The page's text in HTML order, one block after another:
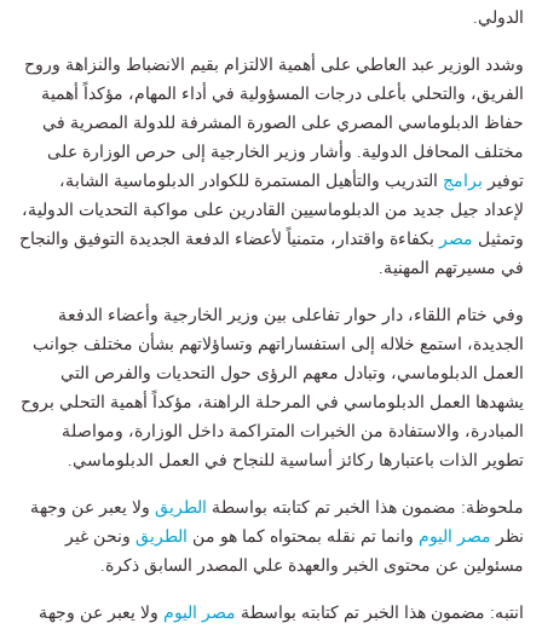
الدولي.
وشدد الوزير عبد العاطي على أهمية الالتزام بقيم الانضباط والنزاهة وروح
الفريق، والتحلي بأعلى درجات المسؤولية في أداء المهام، مؤكداً أهمية
حفاظ الدبلوماسي المصري على الصورة المشرفة للدولة المصرية في
مختلف المحافل الدولية. وأشار وزير الخارجية إلى حرص الوزارة على
توفير برامج التدريب والتأهيل المستمرة للكوادر الدبلوماسية الشابة،
لإعداد جيل جديد من الدبلوماسيين القادرين على مواكبة التحديات الدولية،
وتمثيل مصر بكفاءة واقتدار، متمنياً لأعضاء الدفعة الجديدة التوفيق والنجاح
في مسيرتهم المهنية.
وفي ختام اللقاء، دار حوار تفاعلى بين وزير الخارجية وأعضاء الدفعة
الجديدة، استمع خلاله إلى استفساراتهم وتساؤلاتهم بشأن مختلف جوانب
العمل الدبلوماسي، وتبادل معهم الرؤى حول التحديات والفرص التي
يشهدها العمل الدبلوماسي في المرحلة الراهنة، مؤكداً أهمية التحلي بروح
المبادرة، والاستفادة من الخبرات المتراكمة داخل الوزارة، ومواصلة
تطوير الذات باعتبارها ركائز أساسية للنجاح في العمل الدبلوماسي.
ملحوظة: مضمون هذا الخبر تم كتابته بواسطة الطريق ولا يعبر عن وجهة
نظر مصر اليوم وانما تم نقله بمحتواه كما هو من الطريق ونحن غير
مسئولين عن محتوى الخبر والعهدة علي المصدر السابق ذكرة.
انتبه: مضمون هذا الخبر تم كتابته بواسطة مصر اليوم ولا يعبر عن وجهة